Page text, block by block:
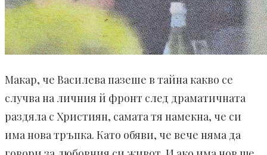
Макар, че Василева пазеше в тайна какво се
случва на личния й фронт след драматичната
раздяла с Християн, самата тя намекна, че си
има нова тръпка. Като обяви, че вече няма да